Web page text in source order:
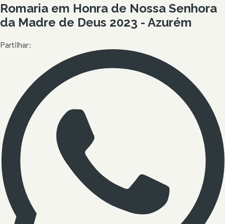
Romaria em Honra de Nossa Senhora
da Madre de Deus 2023 - Azurém
Partilhar: